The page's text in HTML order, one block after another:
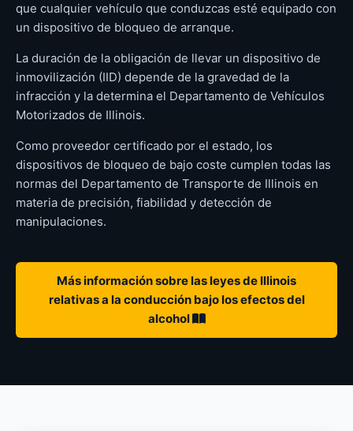
que cualquier vehículo que conduzcas esté equipado con
un dispositivo de bloqueo de arranque.
La duración de la obligación de llevar un dispositivo de
inmovilización (IID) depende de la gravedad de la
infracción y la determina el Departamento de Vehículos
Motorizados de Illinois.
Como proveedor certificado por el estado, los
dispositivos de bloqueo de bajo coste cumplen todas las
normas del Departamento de Transporte de Illinois en
materia de precisión, fiabilidad y detección de
manipulaciones.
Más información sobre las leyes de Illinois
relativas a la conducción bajo los efectos del
alcohol